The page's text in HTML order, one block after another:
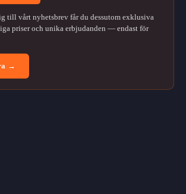
till vårt nyhetsbrev får du dessutom exklusiva
priser och unika erbjudanden — endast för
→